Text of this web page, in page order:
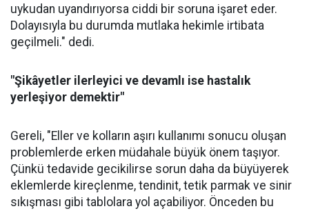
uykudan uyandırıyorsa ciddi bir soruna işaret eder.
Dolayısıyla bu durumda mutlaka hekimle irtibata
geçilmeli." dedi.
"Şikâyetler ilerleyici ve devamlı ise hastalık
yerleşiyor demektir"
Gereli, "Eller ve kolların aşırı kullanımı sonucu oluşan
problemlerde erken müdahale büyük önem taşıyor.
Çünkü tedavide gecikilirse sorun daha da büyüyerek
eklemlerde kireçlenme, tendinit, tetik parmak ve sinir
sıkışması gibi tablolara yol açabiliyor. Önceden bu